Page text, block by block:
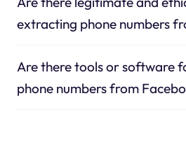
extracting phone numbers
Are there tools or software
phone numbers from